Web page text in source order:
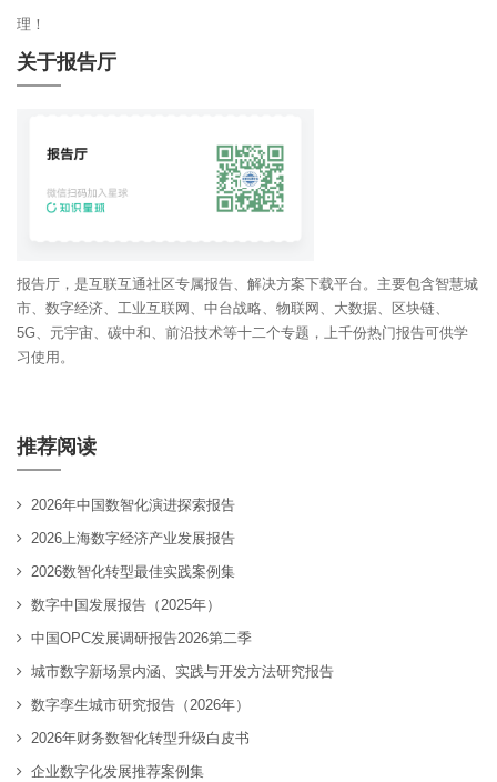
理！
关于报告厅
报告厅，是互联互通社区专属报告、解决方案下载平台。主要包含智慧城
市、数字经济、工业互联网、中台战略、物联网、大数据、区块链、
5G、元宇宙、碳中和、前沿技术等十二个专题，上千份热门报告可供学
习使用。
推荐阅读
2026年中国数智化演进探索报告
2026上海数字经济产业发展报告
2026数智化转型最佳实践案例集
数字中国发展报告（2025年）
中国OPC发展调研报告2026第二季
城市数字新场景内涵、实践与开发方法研究报告
数字孪生城市研究报告（2026年）
2026年财务数智化转型升级白皮书
企业数字化发展推荐案例集